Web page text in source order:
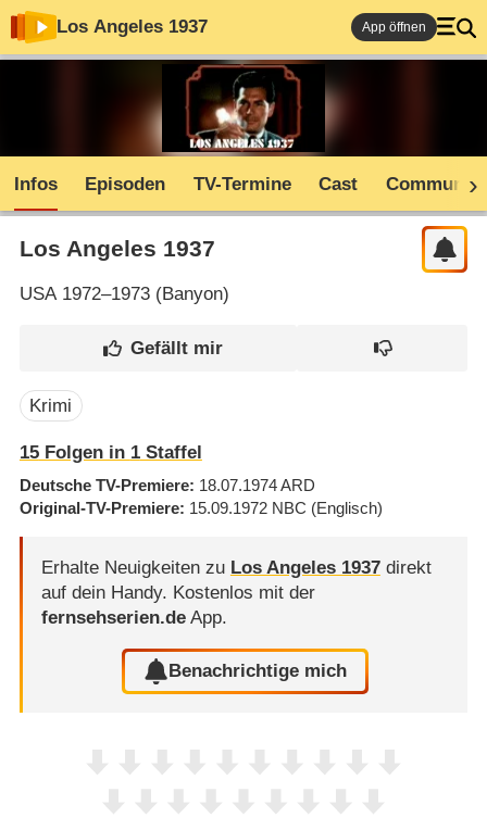
Los Angeles 1937 App öffnen
Infos Episoden TV-Termine Cast Community
Los Angeles 1937
USA1972–1973 (Banyon)
Krimi
15Folgen in 1Staffel
Deutsche TV-Premiere 18.07.1974ARD
Original-TV-Premiere 15.09.1972 NBC (Englisch)
Erhalte Neuigkeiten zu Los Angeles 1937direkt
auf dein Handy. Kostenlos mit der
fernsehserien.deApp.
Benachrichtige mich